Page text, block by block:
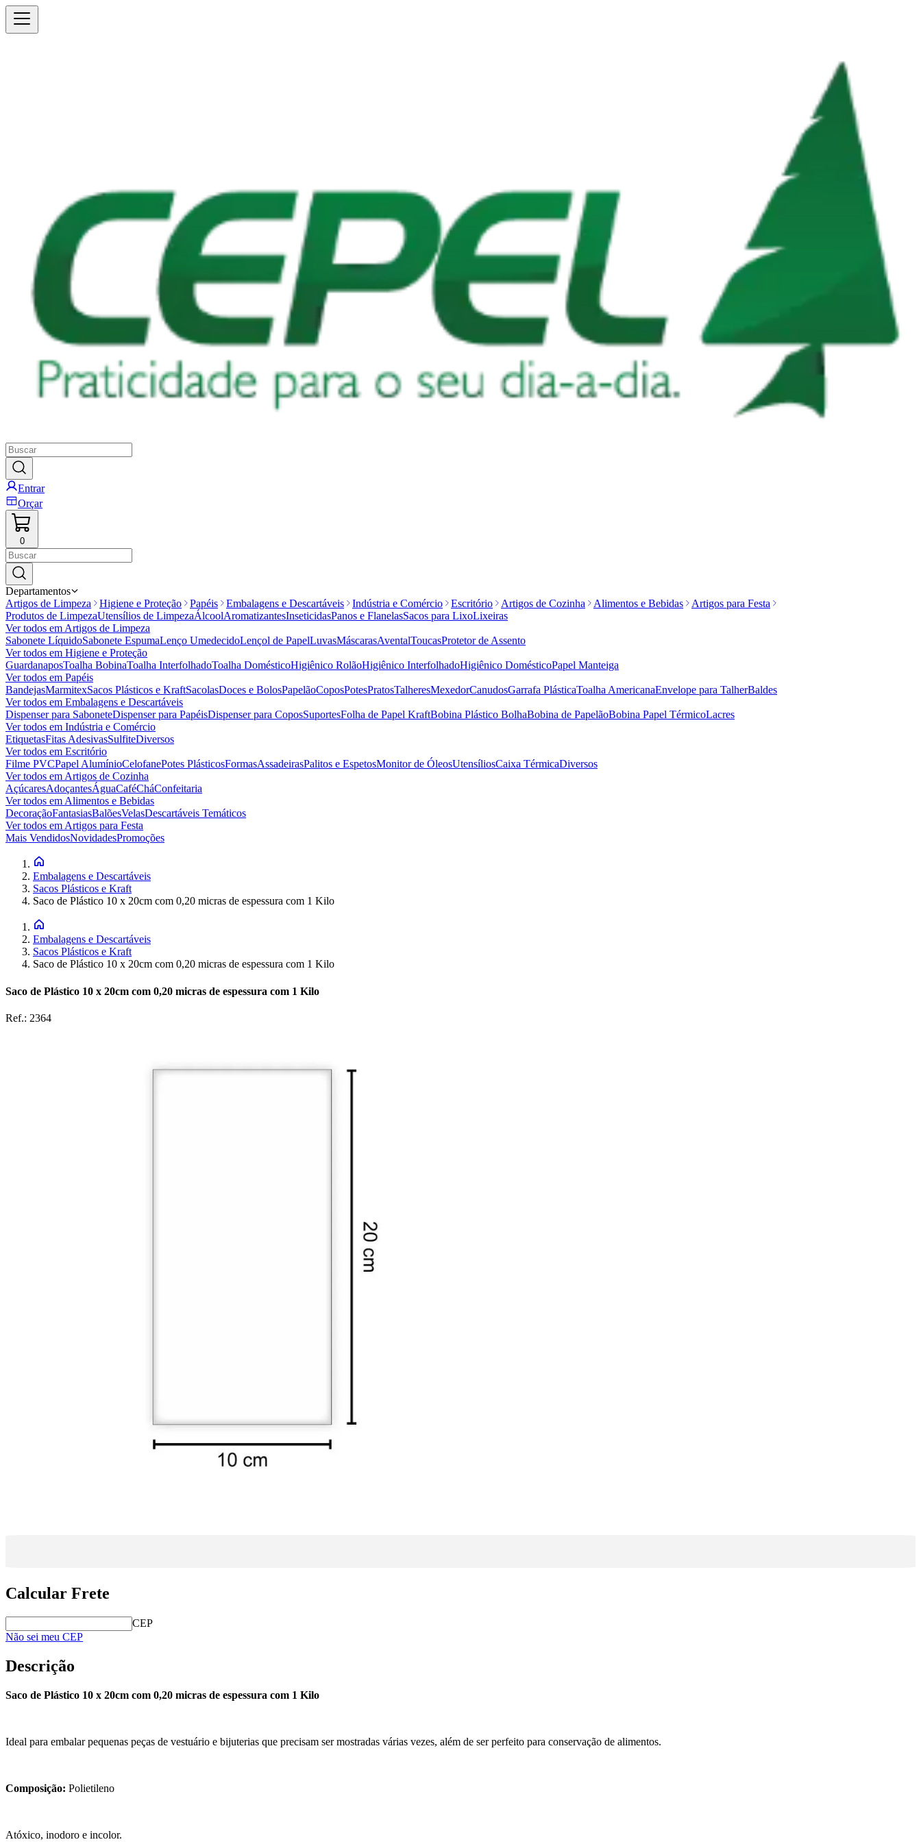
Entrar
Orçar
0
Departamentos
Artigos de Limpeza
Higiene e Proteção Papéis Embalagens e Descartáveis Indústria e Comércio Escritório Artigos de Cozinha Alimentos e Bebidas
Artigos para Festa
Produtos de LimpezaUtensílios de LimpezaÁlcoolAromatizantesInseticidasPanos e FlanelasSacos para LixoLixeiras
Ver todos emArtigos de Limpeza
Sabonete LíquidoSabonete EspumaLenço UmedecidoLençol de PapelLuvasMáscarasAventalToucasProtetor de Assento
Ver todos em Higiene e Proteção
GuardanaposToalha BobinaToalha InterfolhadoToalha DomésticoHigiênico RolãoHigiênico InterfolhadoHigiênico DomésticoPapel Manteiga
Ver todos em Papéis
BandejasMarmitexSacos Plásticos e KraftSacolasDoces e BolosPapelãoCoposPotesPratosTalheresMexedorCanudosGarrafa PlásticaToalha AmericanaEnvelope para TalherBaldes
Ver todos em Embalagens e Descartáveis
Dispenser para SaboneteDispenser para PapéisDispenser para CoposSuportesFolha de Papel KraftBobina Plástico BolhaBobina de PapelãoBobina Papel TérmicoLacres
Ver todos em Indústria e Comércio
EtiquetasFitas AdesivasSulfiteDiversos
Ver todos em Escritório
Filme PVCPapel AlumínioCelofanePotes PlásticosFormasAssadeirasPalitos e EspetosMonitor de ÓleosUtensíliosCaixa TérmicaDiversos
Ver todos emArtigos de Cozinha
AçúcaresAdoçantesÁguaCaféCháConfeitaria
Ver todos emAlimentos e Bebidas
DecoraçãoFantasiasBalõesVelasDescartáveis Temáticos
Ver todos emArtigos para Festa
Mais VendidosNovidadesPromoções
Embalagens e Descartáveis
Sacos Plásticos e Kraft
Saco de Plástico 10 x 20cm com 0,20 micras de espessura com 1 Kilo
Embalagens e Descartáveis
Sacos Plásticos e Kraft
Saco de Plástico 10 x 20cm com 0,20 micras de espessura com 1 Kilo
Saco de Plástico 10 x 20cm com 0,20 micras de espessura com 1 Kilo
Ref.: 2364
Calcular Frete
CEP
Não sei meu CEP
Descrição
Saco de Plástico 10 x 20cm com 0,20 micras de espessura com 1 Kilo
Ideal para embalar pequenas peças de vestuário e bijuterias que precisam ser mostradas várias vezes, além de ser perfeito para conservação de alimentos.
Composição: Polietileno
Atóxico, inodoro e incolor.